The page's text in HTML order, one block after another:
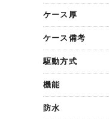
ケース厚
ケース備考
駆動方式
機能
防水